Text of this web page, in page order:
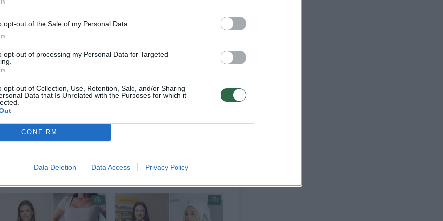
opt-out of the Sale of my Personal Data.
opt-out of processing my Personal Data for Targeted
opt-out of Collection, Use, Retention, Sale, and/or Sharing
Data that Is Unrelated with the Purposes for which it
CONFIRM
Data Deletion Data Access Privacy Policy
Amerikos kardiologijos koledžo metinėje
nei 340 000 suaugusiųjų duomenimis,
(JK) biobanke nuo 2006 iki 2022 m.
gryno alkoholio kiekį gramais per
vidutiniškai daugiau nei 13 metų.